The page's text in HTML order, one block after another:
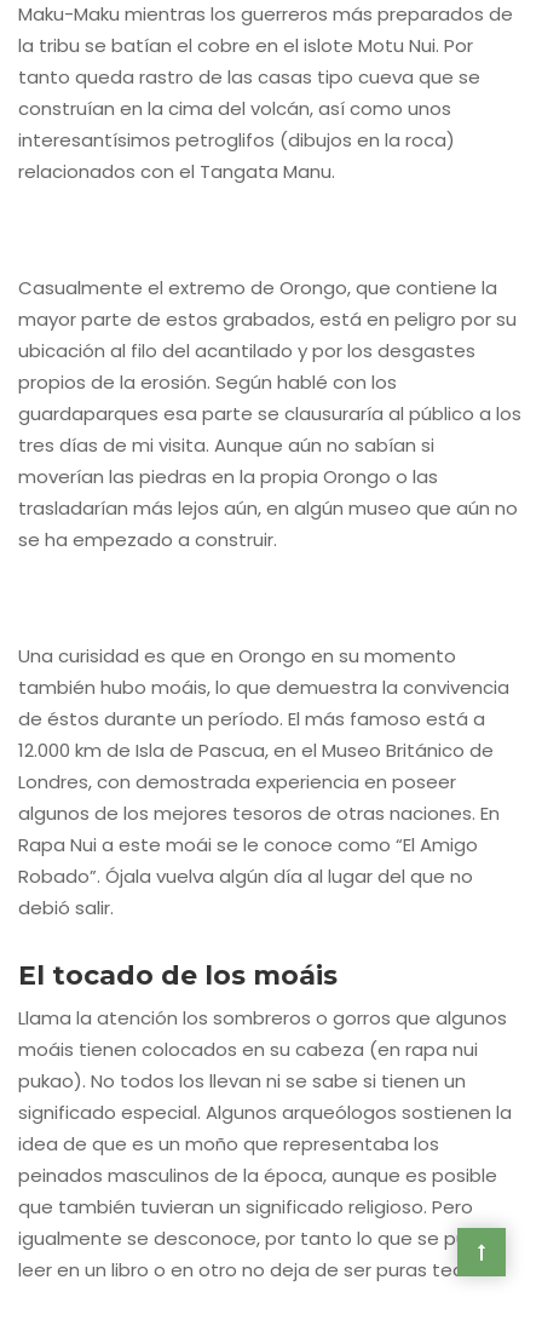
Maku-Maku mientras los guerreros más preparados de
la tribu se batían el cobre en el islote Motu Nui. Por
tanto queda rastro de las casas tipo cueva que se
construían en la cima del volcán, así como unos
interesantísimos petroglifos (dibujos en la roca)
relacionados con el Tangata Manu.
Casualmente el extremo de Orongo, que contiene la
mayor parte de estos grabados, está en peligro por su
ubicación al filo del acantilado y por los desgastes
propios de la erosión. Según hablé con los
guardaparques esa parte se clausuraría al público a los
tres días de mi visita. Aunque aún no sabían si
moverían las piedras en la propia Orongo o las
trasladarían más lejos aún, en algún museo que aún no
se ha empezado a construir.
Una curisidad es que en Orongo en su momento
también hubo moáis, lo que demuestra la convivencia
de éstos durante un período. El más famoso está a
12.000 km de Isla de Pascua, en el Museo Británico de
Londres, con demostrada experiencia en poseer
algunos de los mejores tesoros de otras naciones. En
Rapa Nui a este moái se le conoce como “El Amigo
Robado”. Ójala vuelva algún día al lugar del que no
debió salir.
El tocado de los moáis
Llama la atención los sombreros o gorros que algunos
moáis tienen colocados en su cabeza (en rapa nui
pukao). No todos los llevan ni se sabe si tienen un
significado especial. Algunos arqueólogos sostienen la
idea de que es un moño que representaba los
peinados masculinos de la época, aunque es posible
que también tuvieran un significado religioso. Pero
igualmente se desconoce, por tanto lo que se pueda
leer en un libro o en otro no deja de ser puras teoría.